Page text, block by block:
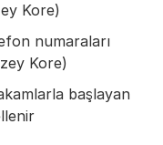
Kore)
numaraları
Kore)
başlayan